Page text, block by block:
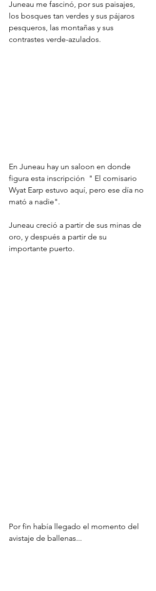
Juneau me fascinó, por sus paisajes,
los bosques tan verdes y sus pájaros
pesqueros, las montañas y sus
contrastes verde-azulados.
En Juneau hay un saloon en donde
figura esta inscripción  " El comisario
Wyat Earp estuvo aquí, pero ese día no
mató a nadie".
Juneau creció a partir de sus minas de
oro, y después a partir de su
importante puerto.
Por fin había llegado el momento del
avistaje de ballenas...